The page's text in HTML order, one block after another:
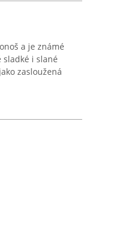
a je známé
i slané
zasloužená